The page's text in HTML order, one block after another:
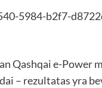
Qashqai e-Power
– rezultatas yra